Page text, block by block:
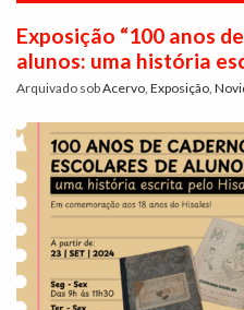
Exposição “100 anos
alunos: uma história
Arquivado sobAcervo Exposição